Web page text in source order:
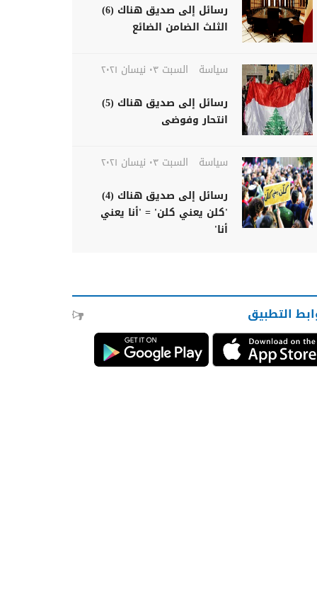
رسائل إلى صديق هناك (6)
الثلث الضامن الضائع
سياسة
السبت ٠٣ نيسان ٢٠٢١
رسائل إلى صديق هناك (5)
انتحار وفوضى
سياسة
السبت ٠٣ نيسان ٢٠٢١
رسائل إلى صديق هناك (4)
'كلن يعني كلن' = 'أنا يعني
أنا'
التطبيق